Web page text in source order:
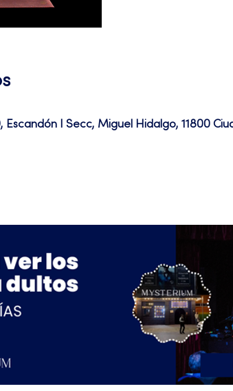
Escandón I Secc, Miguel Hidalgo, 11800